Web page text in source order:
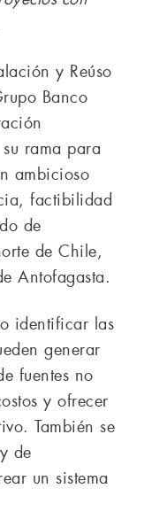
y Reúso
Banco
rama para
ambicioso
factibilidad
de
de Chile,
Antofagasta.
identificar las
generar
fuentes no
y ofrecer
También se
de
un sistema